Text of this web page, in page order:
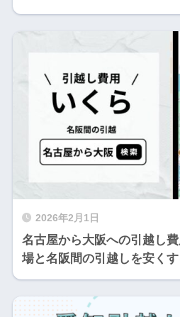
2026年2月1日
名古屋から大阪への引越し
場と名阪間の引越しを安く